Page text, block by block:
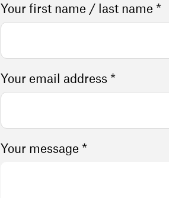
Your first name / last name *
Your email address *
Your message *